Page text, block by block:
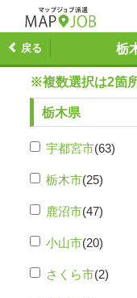
栃
戻る
※複数選択は2箇
栃木県
宇都宮市(63)
栃木市(25)
鹿沼市(47)
小山市(20)
さくら市(2)